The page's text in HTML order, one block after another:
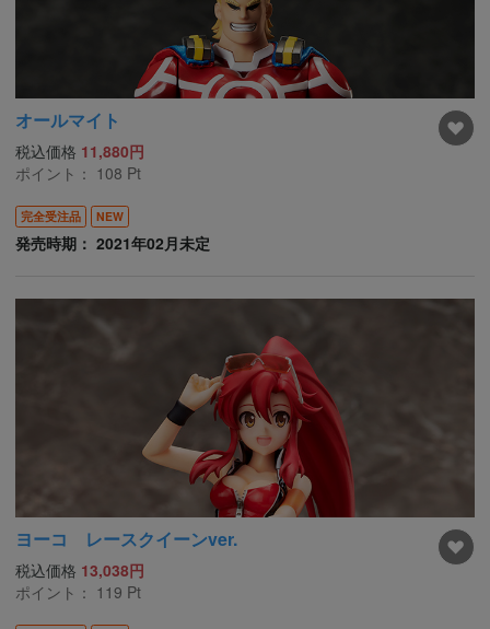
オールマイト
税込価格 11,880円
ポイント： 108 Pt
完全受注品 NEW
発売時期： 2021年02月未定
ヨーコ レースクイーンver.
税込価格 13,038円
ポイント： 119 Pt